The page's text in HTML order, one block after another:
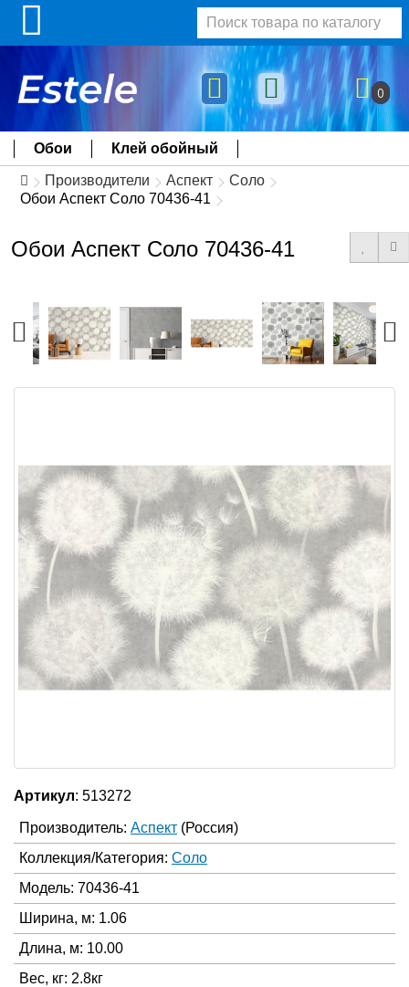
0
Обои Клей обойный
Производители Аспект
Соло
Обои Аспект Соло 70436-41
Обои Аспект Соло 70436-41
Артикул: 513272
Производитель: Аспект (Россия)
Коллекция/Категория: Соло
Модель: 70436-41
Ширина, м: 1.06
Длина, м: 10.00
Вес, кг: 2.8кг